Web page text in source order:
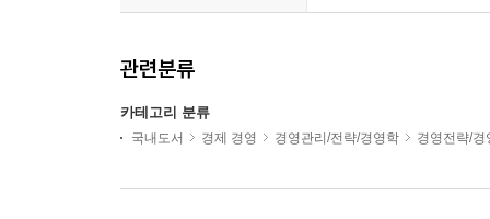
관련분류
카테고리 분류
국내도서 경제 경영 경영관리/전략/경영학 경영전략/경